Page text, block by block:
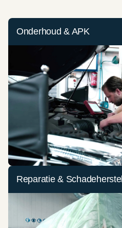
Onderhoud & APK
Reparatie & Schadeherstel